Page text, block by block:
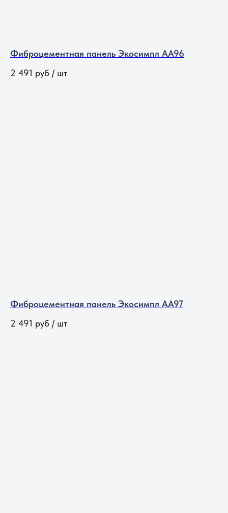
Фиброцементная панель Экосимпл АА96
2 491 руб / шт
Фиброцементная панель Экосимпл АА97
2 491 руб / шт